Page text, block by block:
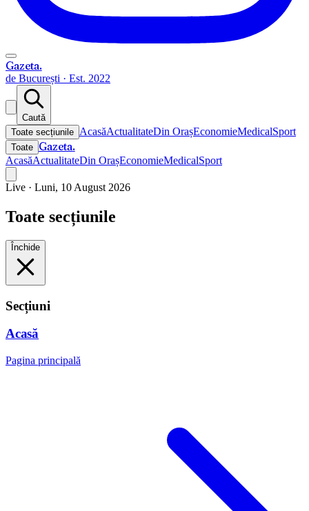
Gazeta.
de București · Est. 2022
Caută
Toate secțiunile AcasăActualitateDin OrașEconomieMedicalSport
Toate Gazeta.
AcasăActualitateDin OrașEconomieMedicalSport
Live · Luni, 10 August 2026
Toate secțiunile
Închide
Secțiuni
Acasă
Pagina principală